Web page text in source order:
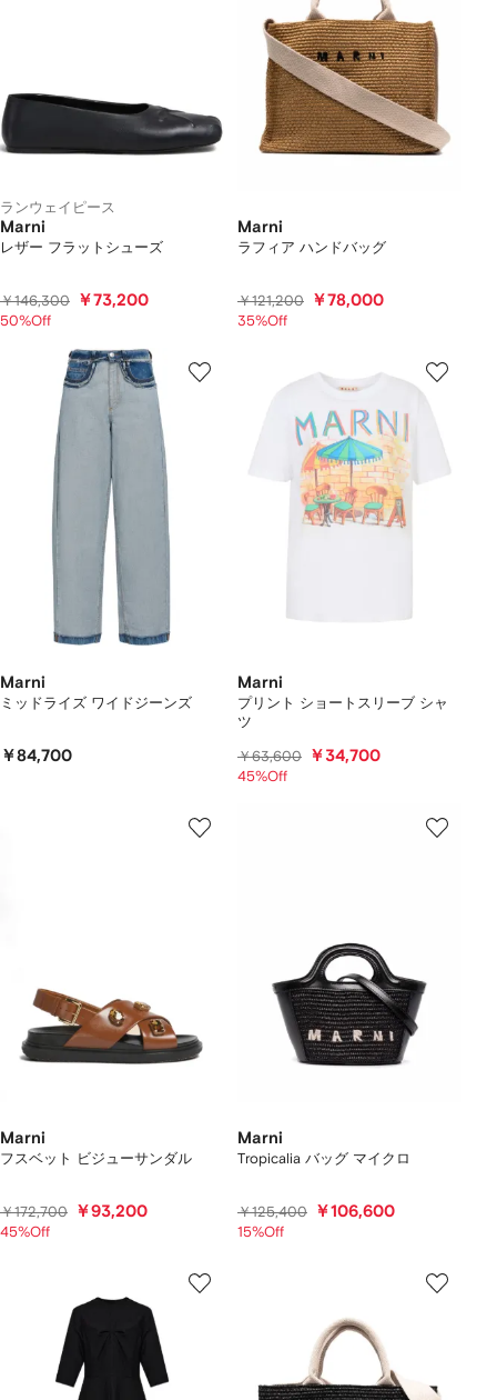
ランウェイピース
Marni
レザー フラットシューズ
￥146,300 ￥73,200
50%Off
Marni
ラフィア ハンドバッグ
￥121,200 ￥78,000
35%Off
Marni
ミッドライズ ワイドジーンズ
￥84,700
Marni
プリント ショートスリーブ シャ
ツ
￥63,600 ￥34,700
45%Off
Marni
フスベット ビジューサンダル
￥172,700 ￥93,200
45%Off
Marni
Tropicalia バッグ マイクロ
￥125,400 ￥106,600
15%Off